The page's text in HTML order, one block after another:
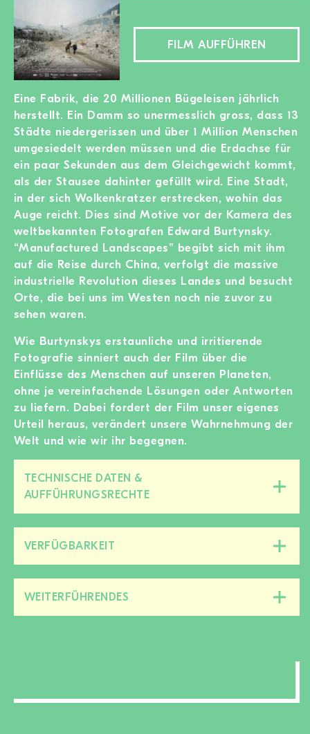
FILM AUFFÜHREN
Eine Fabrik, die 20 Millionen Bügeleisen jährlich
herstellt. Ein Damm so unermesslich gross, dass 13
Städte niedergerissen und über 1 Million Menschen
umgesiedelt werden müssen und die Erdachse für
ein paar Sekunden aus dem Gleichgewicht kommt,
als der Stausee dahinter gefüllt wird. Eine Stadt,
in der sich Wolkenkratzer erstrecken, wohin das
Auge reicht. Dies sind Motive vor der Kamera des
weltbekannten Fotografen Edward Burtynsky.
“Manufactured Landscapes” begibt sich mit ihm
auf die Reise durch China, verfolgt die massive
industrielle Revolution dieses Landes und besucht
Orte, die bei uns im Westen noch nie zuvor zu
sehen waren.
Wie Burtynskys erstaunliche und irritierende
Fotografie sinniert auch der Film über die
Einflüsse des Menschen auf unseren Planeten,
ohne je vereinfachende Lösungen oder Antworten
zu liefern. Dabei fordert der Film unser eigenes
Urteil heraus, verändert unsere Wahrnehmung der
Welt und wie wir ihr begegnen.
TECHNISCHE DATEN &
AUFFÜHRUNGSRECHTE
VERFÜGBARKEIT
Bereich
zu-/aufklappen
WEITERFÜHRENDES
Bereich